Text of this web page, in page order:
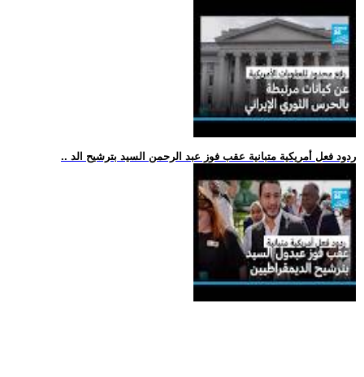
.. ردود فعل أمريكية متبانية عقب فوز عبد الرحمن السيد بترشيح الد